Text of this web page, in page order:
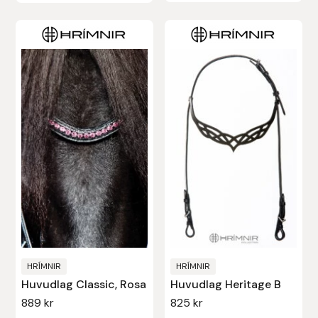
HRÍMNIR
Huvudlag Classic, Rosa
889kr
HRÍMNIR
Huvudlag Heritage B
825 kr